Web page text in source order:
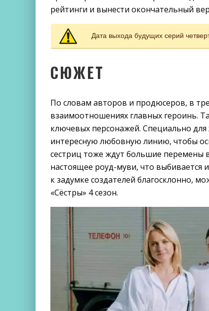
рейтинги и вынести окончательный
Дата выхода будущих серий
СЮЖЕТ
По словам авторов и продюсеров, в
взаимоотношениях главных героинь.
ключевых персонажей. Специально
интересную любовную линию, чтобы
сестриц тоже ждут большие перемены
настоящее роуд-муви, что выбивается
к задумке создателей благосклонно,
«Сёстры» 4 сезон.